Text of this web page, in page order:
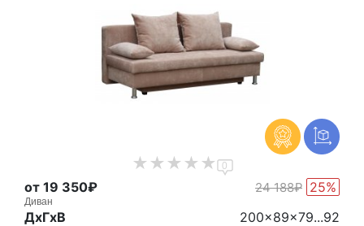
0
от 19 350₽ 24 188₽ 25%
Диван
ДxГxВ 200x89x79...92